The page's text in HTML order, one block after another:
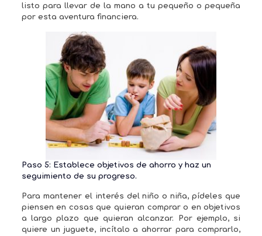
listo para llevar de la mano a tu pequeño o pequeña
por esta aventura financiera.
Paso 5: Establece objetivos de ahorro y haz un
seguimiento de su progreso.
Para mantener el interés del niño o niña, pídeles que
piensen en cosas que quieran comprar o en objetivos
a largo plazo que quieran alcanzar. Por ejemplo, si
quiere un juguete, incítalo a ahorrar para comprarlo,